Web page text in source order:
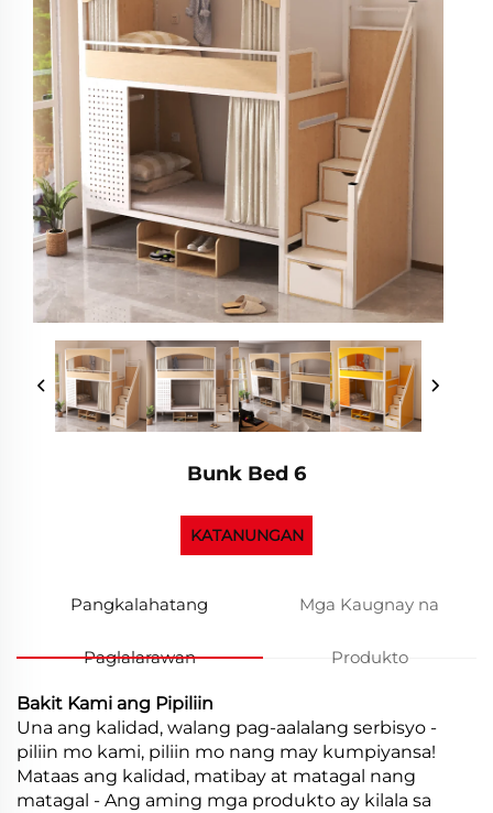
Bunk Bed 6
KATANUNGAN
Pangkalahatang
Paglalarawan
Mga Kaugnay na
Produkto
Bakit Kami ang Pipiliin
Una ang kalidad, walang pag-aalalang serbisyo -
piliin mo kami, piliin mo nang may kumpiyansa!
Mataas ang kalidad, matibay at matagal nang
matagal - Ang aming mga produkto ay kilala sa